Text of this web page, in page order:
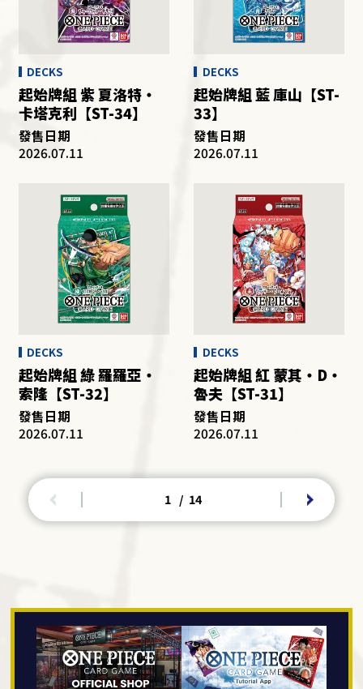
DECKS
起始牌組 紫 夏洛特・
卡塔克利【ST-34】
發售日期
2026.07.11
DECKS
起始牌組 藍 庫山【ST-
33】
發售日期
2026.07.11
DECKS
起始牌組 綠 羅羅亞・
索隆【ST-32】
發售日期
2026.07.11
DECKS
起始牌組 紅 蒙其・D・
魯夫【ST-31】
發售日期
2026.07.11
1 / 14